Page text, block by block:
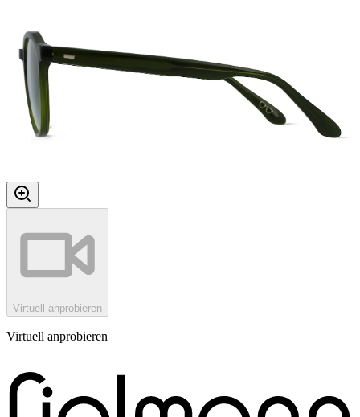
Virtuell anprobieren
Virtuell anprobieren